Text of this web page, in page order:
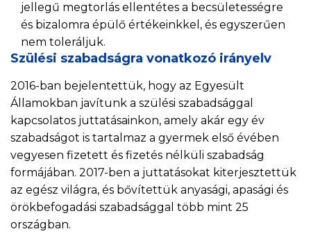
jellegű megtorlás ellentétes a becsületességre
és bizalomra épülő értékeinkkel, és egyszerűen
nem toleráljuk.
Szülési szabadságra vonatkozó irányelv
2016-ban bejelentettük, hogy az Egyesült
Államokban javítunk a szülési szabadsággal
kapcsolatos juttatásainkon, amely akár egy év
szabadságot is tartalmaz a gyermek első évében
vegyesen fizetett és fizetés nélküli szabadság
formájában. 2017-ben a juttatásokat kiterjesztettük
az egész világra, és bővítettük anyasági, apasági és
örökbefogadási szabadsággal több mint 25
országban.